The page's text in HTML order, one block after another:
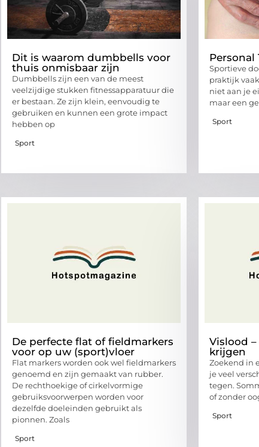
Dit is waarom dumbbells voor
thuis onmisbaar zijn
Dumbbells zijn een van de meest
veelzijdige stukken fitnessapparatuur die
er bestaan. Ze zijn klein, eenvoudig te
gebruiken en kunnen een grote impact
hebben op
Sport
Personal
Sportieve
praktijk
niet aan je
maar een
Sport
De perfecte flat of fieldmarkers
voor op uw (sport)vloer
Flat markers worden ook wel fieldmarkers
genoemd en zijn gemaakt van rubber.
De rechthoekige of cirkelvormige
gebruiksvoorwerpen worden voor
dezelfde doeleinden gebruikt als
pionnen. Zoals
Sport
Vislood
krijgen
Zoekend in
je veel
tegen.
of zonder
Sport